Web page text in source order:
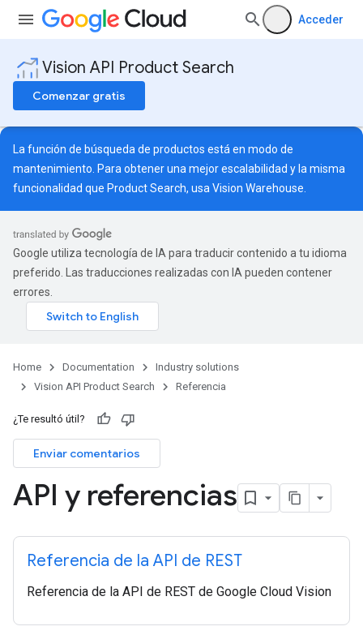
Acceder
Vision API Product Search
Comenzar gratis
La función de búsqueda de productos está en modo de
mantenimiento. Para obtener una mejor escalabilidad y la misma
funcionalidad que Product Search, usa Vision Warehouse
Google utiliza tecnología de IA para traducir contenido a tu idioma
preferido. Las traducciones realizadas con IA pueden contener
errores.
Home Documentation
Industry solutions
Vision API Product Search
Referencia
¿Te resultó útil?
Enviar comentarios
API y referencias
Referencia de la API de REST
Referencia de la API de REST de Google Cloud Vision